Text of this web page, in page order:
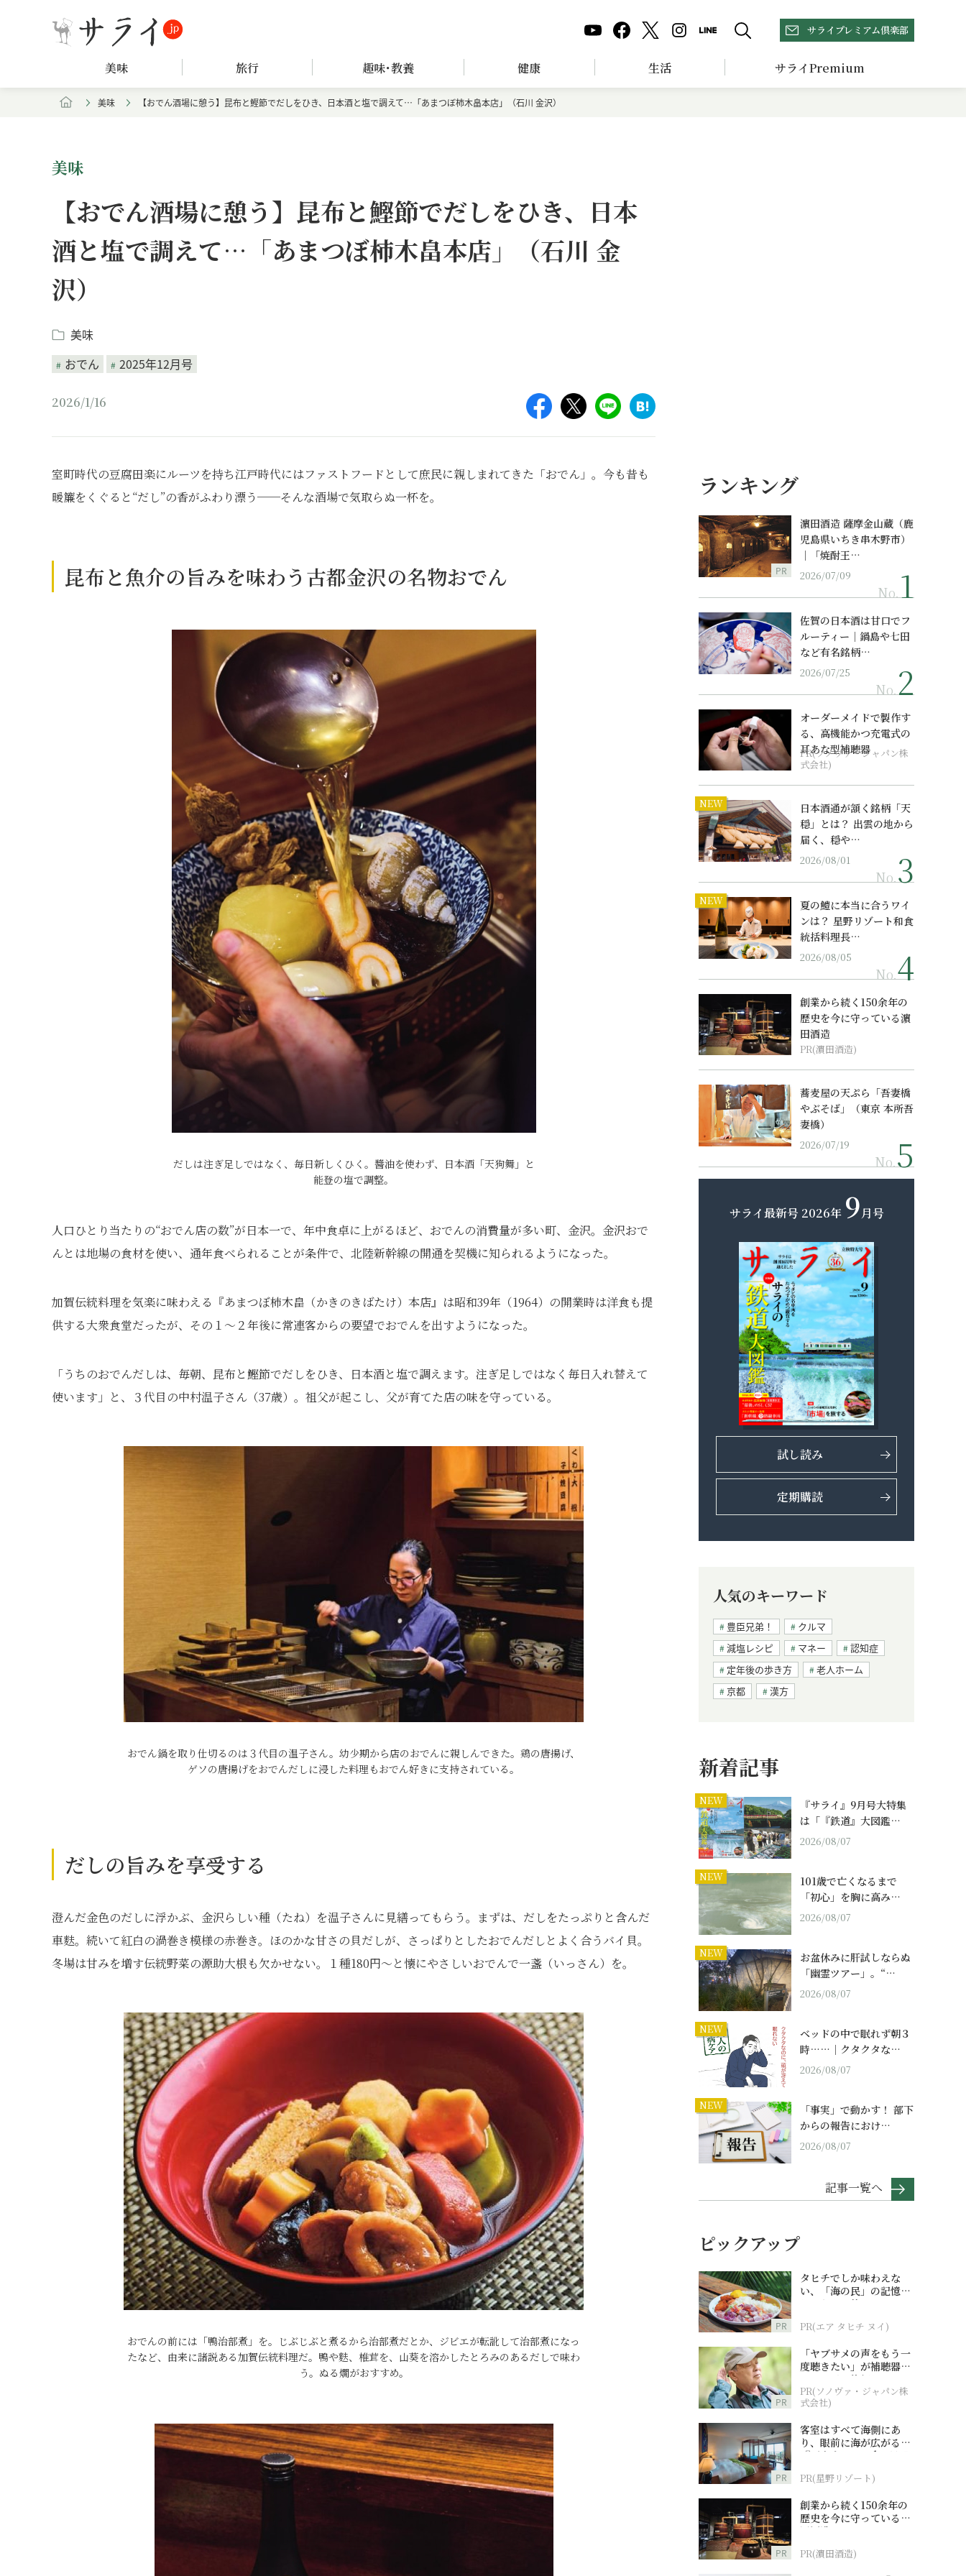
サライプレミアム倶楽部
美味 旅行 趣味･教養 健康 生活 サライPremium
美味 【おでん酒場に憩う】昆布と鰹節でだしをひき、日本酒と塩で調えて…「あまつぼ柿木畠本店」（石川 金沢）
美味
【おでん酒場に憩う】昆布と鰹節でだしをひき、日本
酒と塩で調えて…「あまつぼ柿木畠本店」（石川 金
沢）
美味
おでん
2025年12月号
2026/1/16
室町時代の豆腐田楽にルーツを持ち江戸時代にはファストフードとして庶民に親しまれてきた「おでん」。今も昔も
暖簾をくぐると“だし”の香がふわり漂う──そんな酒場で気取らぬ一杯を。
昆布と魚介の旨みを味わう古都金沢の名物おでん
だしは注ぎ足しではなく、毎日新しくひく。醬油を使わず、日本酒「天狗舞」と
能登の塩で調整。
人口ひとり当たりの“おでん店の数”が日本一で、年中食卓に上がるほど、おでんの消費量が多い町、金沢。金沢おで
んとは地場の食材を使い、通年食べられることが条件で、北陸新幹線の開通を契機に知られるようになった。
加賀伝統料理を気楽に味わえる『あまつぼ柿木畠（かきのきばたけ）本店』は昭和39年（1964）の開業時は洋食も提
供する大衆食堂だったが、その１〜２年後に常連客からの要望でおでんを出すようになった。
「うちのおでんだしは、毎朝、昆布と鰹節でだしをひき、日本酒と塩で調えます。注ぎ足しではなく毎日入れ替えて
使います」と、３代目の中村温子さん（37歳）。祖父が起こし、父が育てた店の味を守っている。
おでん鍋を取り仕切るのは３代目の温子さん。幼少期から店のおでんに親しんできた。鶏の唐揚げ、
ゲソの唐揚げをおでんだしに浸した料理もおでん好きに支持されている。
だしの旨みを享受する
澄んだ金色のだしに浮かぶ、金沢らしい種（たね）を温子さんに見繕ってもらう。まずは、だしをたっぷりと含んだ
車麩。続いて紅白の渦巻き模様の赤巻き。ほのかな甘さの貝だしが、さっぱりとしたおでんだしとよく合うバイ貝。
冬場は甘みを増す伝統野菜の源助大根も欠かせない。１種180円〜と懐にやさしいおでんで一盞（いっさん）を。
おでんの前には「鴨治部煮」を。じぶじぶと煮るから治部煮だとか、ジビエが転訛して治部煮になっ
たなど、由来に諸説ある加賀伝統料理だ。鴨や麩、椎茸を、山葵を溶かしたとろみのあるだしで味わ
う。ぬる燗がおすすめ。
ランキング
PR
濵田酒造 薩摩金山蔵（鹿
児島県いちき串木野市）
｜「焼酎王…
2026/07/09
No.
佐賀の日本酒は甘口でフ
ルーティー｜鍋島や七田
など有名銘柄…
2026/07/25
No.
オーダーメイドで製作す
る、高機能かつ充電式の
耳あな型補聴器
PR(ソノヴァ・ジャパン株
式会社)
NEW
日本酒通が頷く銘柄「天
穏」とは？ 出雲の地から
届く、穏や…
2026/08/01
No.
NEW
夏の鱧に本当に合うワイ
ンは？ 星野リゾート和食
統括料理長…
2026/08/05
No.
創業から続く150余年の
歴史を今に守っている濵
田酒造
PR(濵田酒造)
蕎麦屋の天ぷら「吾妻橋
やぶそば」（東京 本所吾
妻橋）
2026/07/19
No.
サライ最新号 2026年 9月号
試し読み
定期購読
人気のキーワード
豊臣兄弟！
クルマ
減塩レシピ
マネー
認知症
定年後の歩き方
老人ホーム
京都
漢方
新着記事
NEW
『サライ』9月号大特集
は「『鉄道』大図鑑…
2026/08/07
NEW
101歳で亡くなるまで
「初心」を胸に高み…
2026/08/07
NEW
お盆休みに肝試しならぬ
「幽霊ツアー」。“…
2026/08/07
NEW
ベッドの中で眠れず朝３
時……｜クタクタな…
2026/08/07
NEW
「事実」で動かす！ 部下
からの報告におけ…
2026/08/07
記事一覧へ
ピックアップ
PR
タヒチでしか味わえな
い、「海の民」の記憶へ
とつながる旅
PR(エア タヒチ ヌイ)
PR
「ヤブサメの声をもう一
度聴きたい」が補聴器チ
ャレンジの後押しに
PR(ソノヴァ・ジャパン株
式会社)
PR
客室はすべて海側にあ
り、眼前に海が広がる
『西表島ホテル by 星野
PR(星野リゾート)
PR
創業から続く150余年の
歴史を今に守っている濵
田酒造
PR(濵田酒造)